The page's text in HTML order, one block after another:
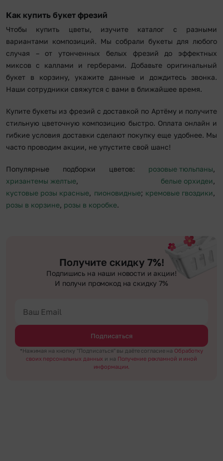
Как купить букет фрезий
Чтобы купить цветы, изучите каталог с разными
вариантами композиций. Мы собрали букеты для любого
случая – от утонченных белых фрезий до эффектных
миксов с каллами и герберами. Добавьте оригинальный
букет в корзину, укажите данные и дождитесь звонка.
Наши сотрудники свяжутся с вами в ближайшее время.
Купите букеты из фрезий с доставкой по Артёму и получите
стильную цветочную композицию быстро. Оплата онлайн и
гибкие условия доставки сделают покупку еще удобнее. Мы
часто проводим акции, не упустите свой шанс!
Популярные подборки цветов: розовые тюльпаны,
хризантемы желтые, белые орхидеи,
кустовые розы красные, пионовидные; кремовые гвоздики,
розы в корзине, розы в коробке.
Получите скидку 7%!
Подпишись на наши новости и акции!
И получи промокод на скидку 7%
Подписаться
*Нажимая на кнопку "Подписаться" вы даёте согласие на Обработку
своих персональных данных и на Получение рекламной и иной
информации.